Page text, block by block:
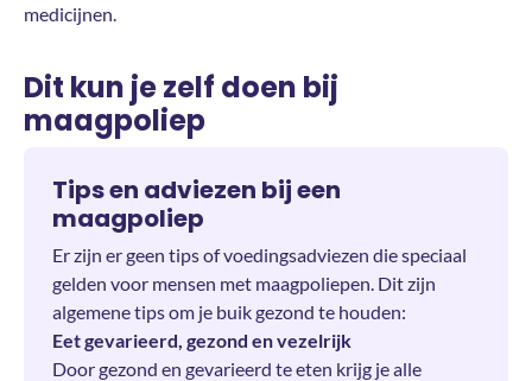
medicijnen.
Dit kun je zelf doen bij
maagpoliep
Tips en adviezen bij een
maagpoliep
Er zijn er geen tips of voedingsadviezen die speciaal
gelden voor mensen met maagpoliepen. Dit zijn
algemene tips om je buik gezond te houden:
Eet gevarieerd, gezond en vezelrijk
Door gezond en gevarieerd te eten krijg je alle